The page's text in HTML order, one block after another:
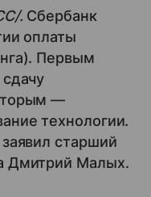
. Сбербанк
оплаты
Первым
—
технологии.
старший
Дмитрий Малых.